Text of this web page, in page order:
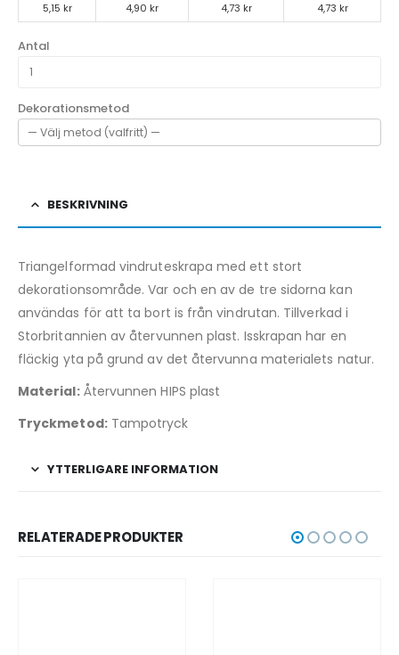
5,15 kr
4,90 kr 4,73 kr 4,73 kr
Antal
Dekorationsmetod
BESKRIVNING
Triangelformad vindruteskrapa med ett stort
dekorationsområde. Var och en av de tre sidorna kan
användas för att ta bort is från vindrutan. Tillverkad i
Storbritannien av återvunnen plast. Isskrapan har en
fläckig yta på grund av det återvunna materialets natur.
Material:Återvunnen HIPS plast
Tryckmetod:Tampotryck
YTTERLIGARE INFORMATION
RELATERADE PRODUKTER